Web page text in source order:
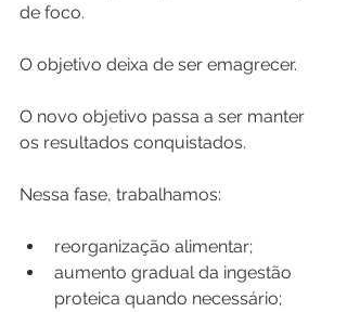
de foco.
O objetivo deixa de ser emagrecer.
O novo objetivo passa a ser manter
os resultados conquistados.
Nessa fase, trabalhamos:
reorganização alimentar;
aumento gradual da ingestão
proteica quando necessário;